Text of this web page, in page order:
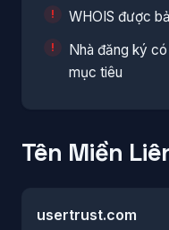
WHOIS được
Nhà đăng ký
mục tiêu
Tên Miền
usertrust.com